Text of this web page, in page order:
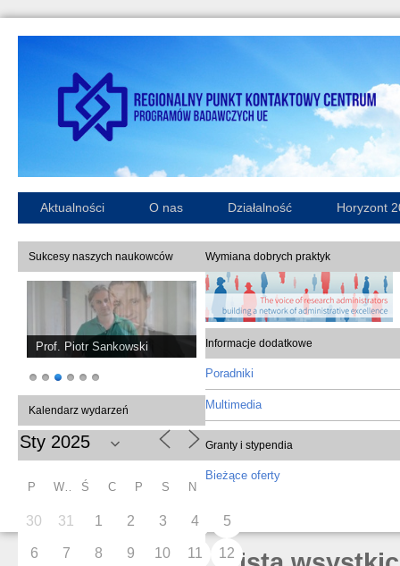
Aktualności O nas Działalność Horyzont
Sukcesy naszych naukowców
Prof. Piotr Sankowski
Kalendarz wydarzeń
P Ś C P S N
30 31 1 2 3 4 5
6 7 8 9 10 11 12
Wymiana dobrych praktyk
Informacje dodatkowe
Poradniki
Multimedia
Granty i stypendia
Bieżące oferty